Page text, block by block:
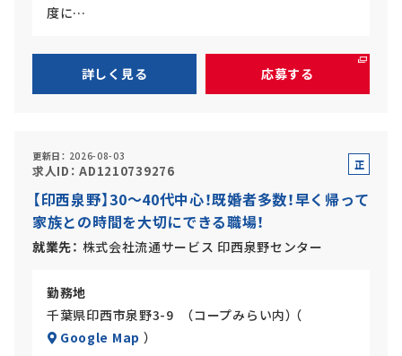
度に…
詳しく見る 応募する
更新日 2026-08-03
求人ID AD1210739276
正
員
【印西泉野】30～40代中心！既婚者多数！早く帰って
家族との時間を大切にできる職場！
就業先 株式会社流通サービス 印西泉野センター
勤務地
千葉県印西市泉野3-9 （コープみらい内） （
Google Map ）